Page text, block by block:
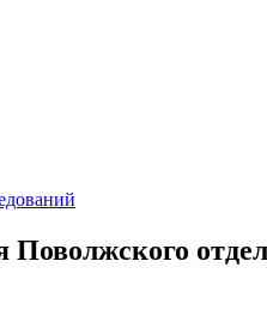
Поволжского